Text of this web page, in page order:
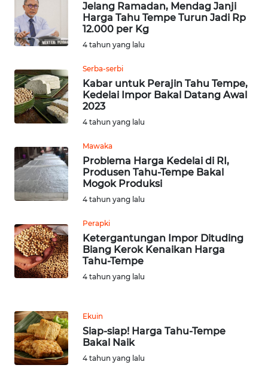
Jelang Ramadan, Mendag Janji
Harga Tahu Tempe Turun Jadi Rp
12.000 per Kg
4 tahun yang lalu
Serba-serbi
Kabar untuk Perajin Tahu Tempe,
Kedelai Impor Bakal Datang Awal
2023
4 tahun yang lalu
Mawaka
Problema Harga Kedelai di RI,
Produsen Tahu-Tempe Bakal
Mogok Produksi
4 tahun yang lalu
Perapki
Ketergantungan Impor Dituding
Biang Kerok Kenaikan Harga
Tahu-Tempe
4 tahun yang lalu
Ekuin
Siap-siap! Harga Tahu-Tempe
Bakal Naik
4 tahun yang lalu
OPINI
Informasi
INDEKS
BERITA
KONTAK
KAMI
INFO
IKLAN
TENTANG
PEDOMAN
MEDIA
SIBER
KARIR
DISCLAIMER